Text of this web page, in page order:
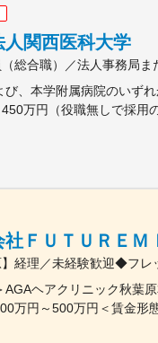
人関西医科大学
総合職）／法人事務局ま
社ＦＵＴＵＲＥＭ
】経理／未経験歓迎◆フ